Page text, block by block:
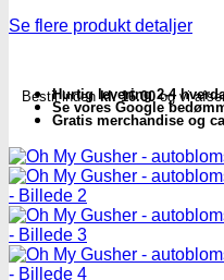
Se flere produkt detaljer
Bestil indenkl. 16.00og vi
Hurtig levering 2-4
Se vores Google
Gratis merchandise og